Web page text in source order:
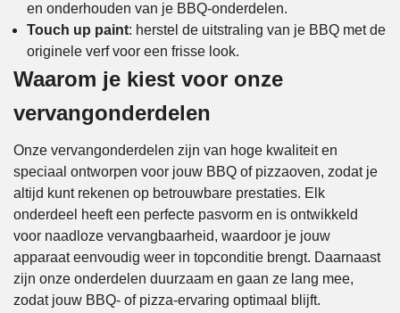
en onderhouden van je BBQ-onderdelen.
Touch up paint: herstel de uitstraling van je BBQ met de
originele verf voor een frisse look.
Waarom je kiest voor onze
vervangonderdelen
Onze vervangonderdelen zijn van hoge kwaliteit en
speciaal ontworpen voor jouw BBQ of pizzaoven, zodat je
altijd kunt rekenen op betrouwbare prestaties. Elk
onderdeel heeft een perfecte pasvorm en is ontwikkeld
voor naadloze vervangbaarheid, waardoor je jouw
apparaat eenvoudig weer in topconditie brengt. Daarnaast
zijn onze onderdelen duurzaam en gaan ze lang mee,
zodat jouw BBQ- of pizza-ervaring optimaal blijft.